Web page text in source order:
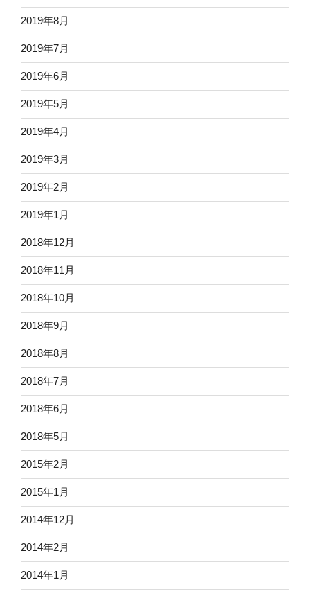
2019年8月
2019年7月
2019年6月
2019年5月
2019年4月
2019年3月
2019年2月
2019年1月
2018年12月
2018年11月
2018年10月
2018年9月
2018年8月
2018年7月
2018年6月
2018年5月
2015年2月
2015年1月
2014年12月
2014年2月
2014年1月